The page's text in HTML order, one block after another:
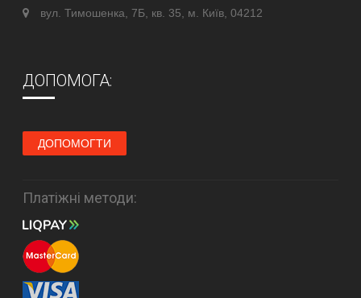
вул. Тимошенка, 7Б, кв. 35, м. Київ, 04212
ДОПОМОГА:
ДОПОМОГТИ
Платіжні методи: